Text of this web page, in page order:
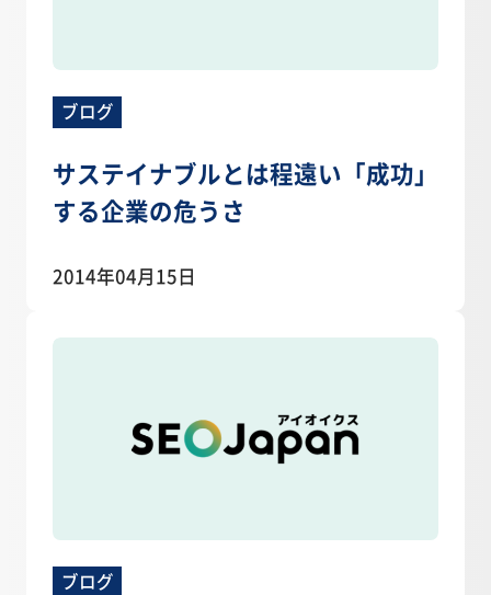
ブログ
サステイナブルとは程遠い「成功」
する企業の危うさ
2014年04月15日
ブログ